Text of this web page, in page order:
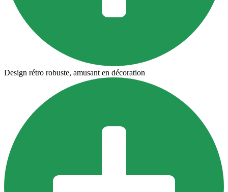
Design rétro robuste, amusant en décoration